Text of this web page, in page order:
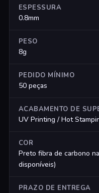
ESPESSURA
0.8mm
PESO
8g
PEDIDO MÍNIMO
50 peças
ACABAMENTO DE
UV Printing / Hot
COR
Preto fibra de carbono
disponíveis)
PRAZO DE ENTREGA